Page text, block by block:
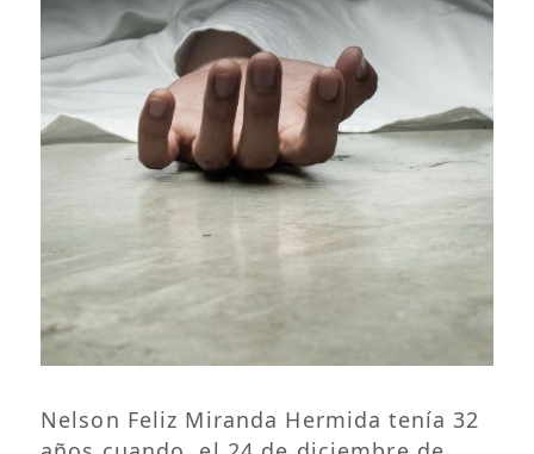
Nelson Feliz Miranda Hermida tenía 32